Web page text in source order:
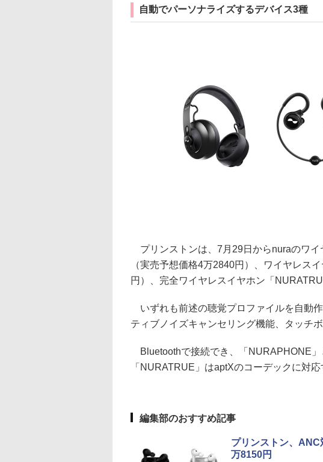
自動でパーソナライズするデバイス3種
プリンストンは、7月29日からnuraのワイ
（実売予想価格4万2840円）、ワイヤレス
円）、完全ワイヤレスイヤホン「
いずれも前述の聴覚プロファイルを自動
ティブノイズキャンセリング機能、タッチ
Bluetoothで接続でき、「NURAPHONE」
「NURATRUE」はaptXのコーデックに対応
編集部のおすすめ記事
プリンストン、
万8150円